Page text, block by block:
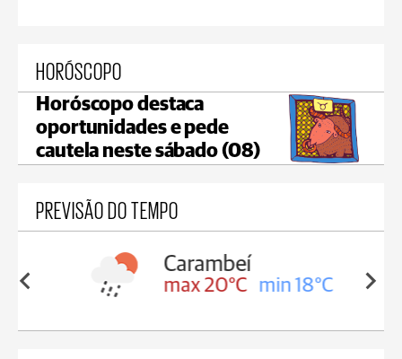
HORÓSCOPO
Horóscopo destaca
oportunidades e pede
cautela neste sábado (08)
PREVISÃO DO TEMPO
18°C
Carambeí
max 20°C min 18°C